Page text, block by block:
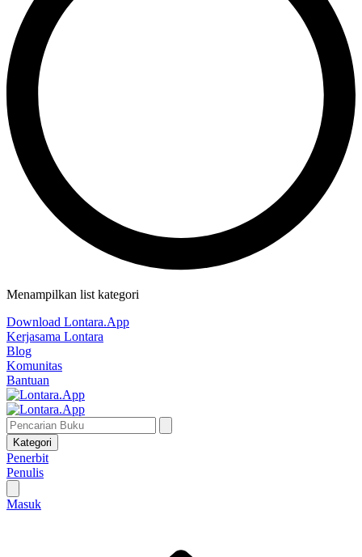
Menampilkan list kategori
Download Lontara.App
Kerjasama Lontara
Blog
Komunitas
Bantuan
Kategori
Penerbit
Penulis
Masuk